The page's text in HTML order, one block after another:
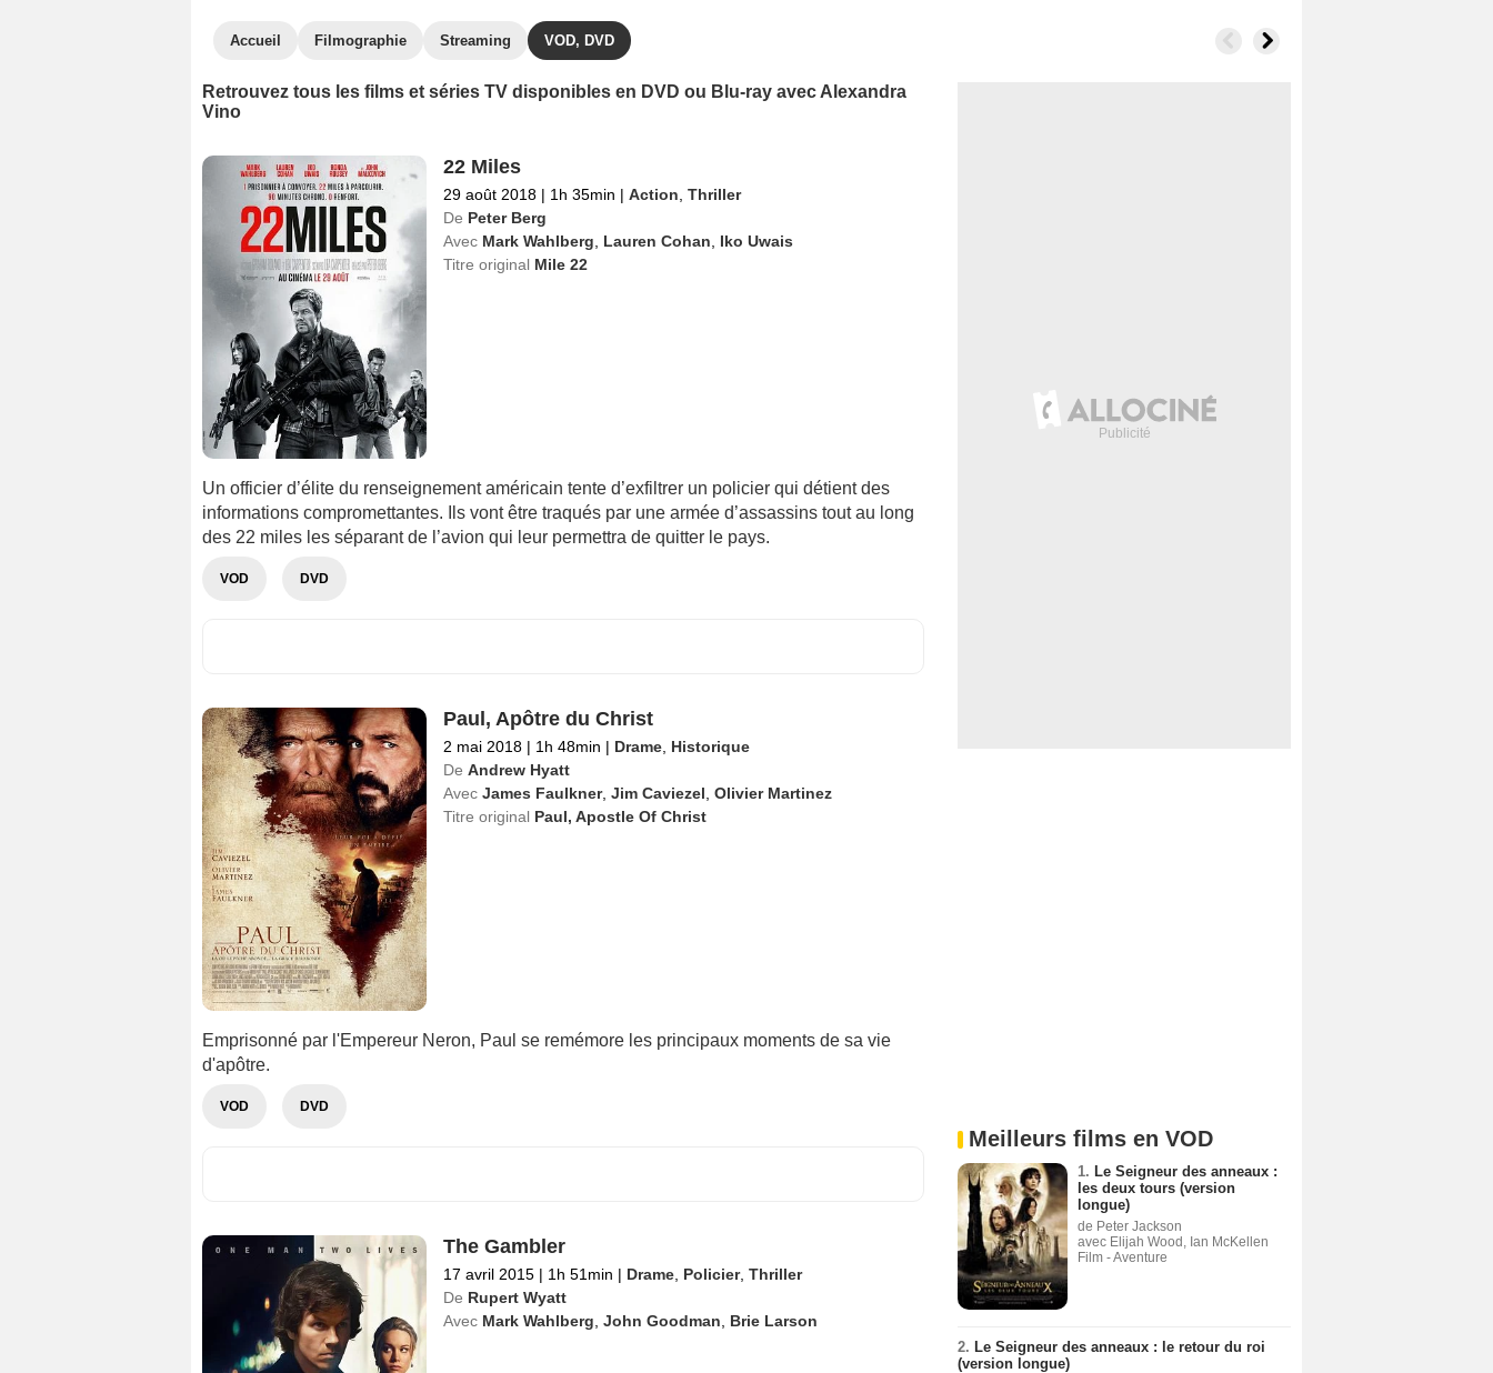
Accueil Filmographie Streaming VOD, DVD
Retrouvez tous les films et séries TV disponibles en DVD ou Blu-ray avec Alexandra
Vino
22 Miles
29 août 2018 | 1h 35min | Action Thriller
De Peter Berg
Avec Mark Wahlberg Lauren Cohan
Iko Uwais
Titre original Mile 22
Un officier d’élite du renseignement américain tente d’exfiltrer un policier qui détient des
informations compromettantes. Ils vont être traqués par une armée d’assassins tout au long
des 22 miles les séparant de l’avion qui leur permettra de quitter le pays.
VOD DVD
Paul, Apôtre du Christ
2 mai 2018 | 1h 48min | Drame, Historique
De Andrew Hyatt
Avec James Faulkner, Jim Caviezel Olivier Martinez
Titre original Paul, Apostle Of Christ
Emprisonné par l'Empereur Neron, Paul se remémore les principaux moments de sa vie
d'apôtre.
VOD DVD
The Gambler
17 avril 2015 | 1h 51min | Drame, Policier, Thriller
De Rupert Wyatt
Avec Mark Wahlberg John Goodman Brie Larson
Meilleurs films en VOD
1. Le Seigneur des anneaux :
les deux tours (version
longue)
de Peter Jackson
avec Elijah Wood, Ian McKellen
Film - Aventure
2. Le Seigneur des anneaux : le retour du roi
(version longue)